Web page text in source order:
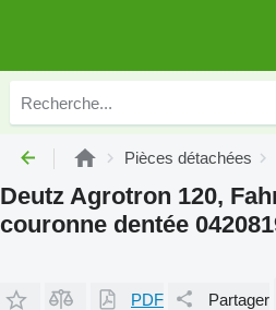
Pièces détachées
Deutz Agrotron 120,
couronne dentée
PDF Partager